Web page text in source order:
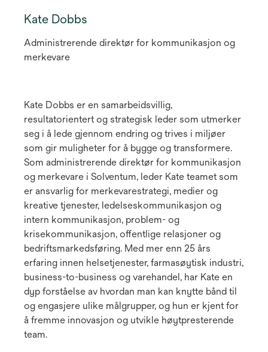
Kate Dobbs
Administrerende direktør for kommunikasjon og
merkevare
Kate Dobbs er en samarbeidsvillig,
resultatorientert og strategisk leder som utmerker
seg i å lede gjennom endring og trives i miljøer
som gir muligheter for å bygge og transformere.
Som administrerende direktør for kommunikasjon
og merkevare i Solventum, leder Kate teamet som
er ansvarlig for merkevarestrategi, medier og
kreative tjenester, ledelseskommunikasjon og
intern kommunikasjon, problem- og
krisekommunikasjon, offentlige relasjoner og
bedriftsmarkedsføring. Med mer enn 25 års
erfaring innen helsetjenester, farmasøytisk industri,
business-to-business og varehandel, har Kate en
dyp forståelse av hvordan man kan knytte bånd til
og engasjere ulike målgrupper, og hun er kjent for
å fremme innovasjon og utvikle høytpresterende
team.